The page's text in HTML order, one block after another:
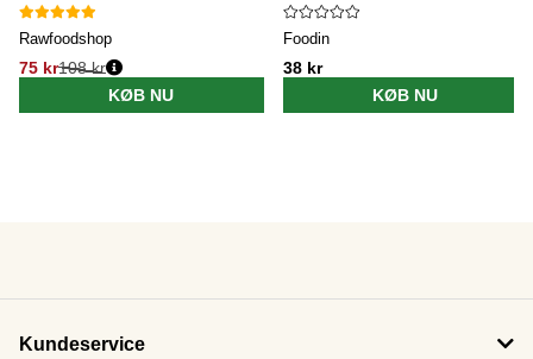
Rawfoodshop
75 kr108 kr
KØB NU
Foodin
38 kr
KØB NU
Kundeservice